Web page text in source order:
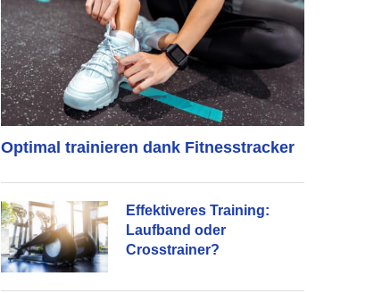
Optimal trainieren dank Fitnesstracker
Effektiveres Training:
Laufband oder
Crosstrainer?